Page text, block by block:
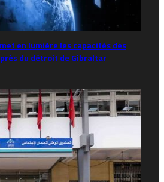
en lumière les capacités des
du détroit de Gibraltar